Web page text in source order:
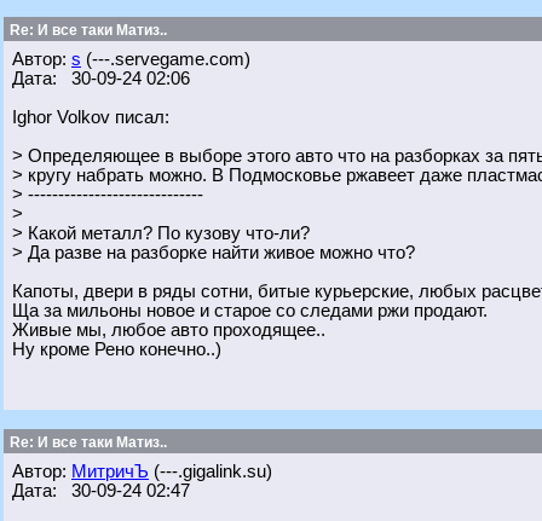
Re: И все таки Матиз..
Автор: s (---.servegame.com)
Дата: 30-09-24 02:06
Ighor Volkov писал:
> Определяющее в выборе этого авто что на разборках за
> кругу набрать можно. В Подмосковье ржавеет даже
> -----------------------------
>
> Какой металл? По кузову что-ли?
> Да разве на разборке найти живое можно что?
Капоты, двери в ряды сотни, битые курьерские, любых
Ща за мильоны новое и старое со следами ржи продают.
Живые мы, любое авто проходящее..
Ну кроме Рено конечно..)
Re: И все таки Матиз..
Автор: МитричЪ (---.gigalink.su)
Дата: 30-09-24 02:47